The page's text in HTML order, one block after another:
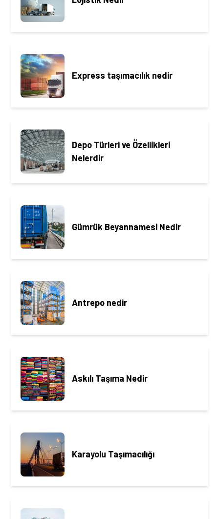
Express taşımacılık nedir
Depo Türleri ve Özellikleri
Nelerdir
Gümrük Beyannamesi Nedir
Antrepo nedir
Askılı Taşıma Nedir
Karayolu Taşımacılığı